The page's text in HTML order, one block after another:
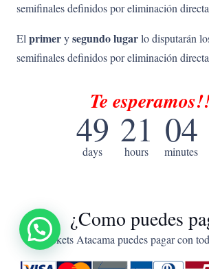
semifinales definidos por eliminación
El primerysegundolugarlo disputarán
semifinales definidos por eliminación
Te
49
days
21
hours
04
minutes
¿Como puedes
En Tickets Atacama puedes pagar con